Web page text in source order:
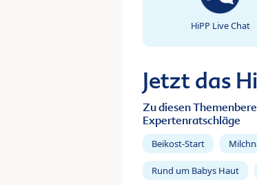
HiPP Live Chat
Jetzt das
Zu diesen
Expertenratschläge
Beikost-Start
Rund um Babys Haut